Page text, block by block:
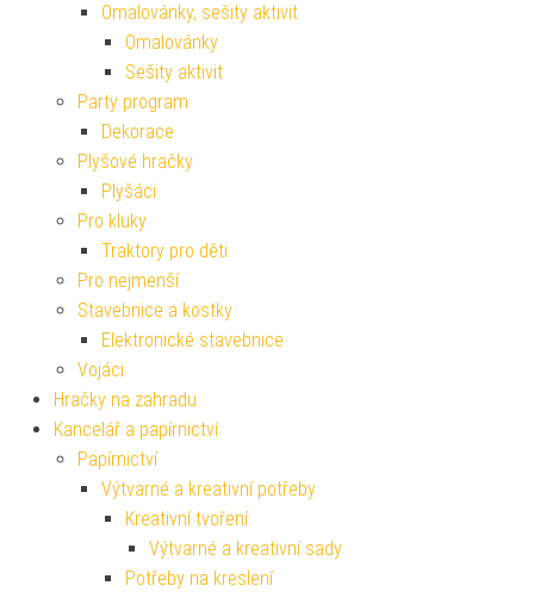
Omalovánky, sešity aktivit
Omalovánky
Sešity aktivit
Party program
Dekorace
Plyšové hračky
Plyšáci
Pro kluky
Traktory pro děti
Pro nejmenší
Stavebnice a kostky
Elektronické stavebnice
Vojáci
Hračky na zahradu
Kancelář a papírnictví
Papírnictví
Výtvarné a kreativní potřeby
Kreativní tvoření
Výtvarné a kreativní sady
Potřeby na kreslení